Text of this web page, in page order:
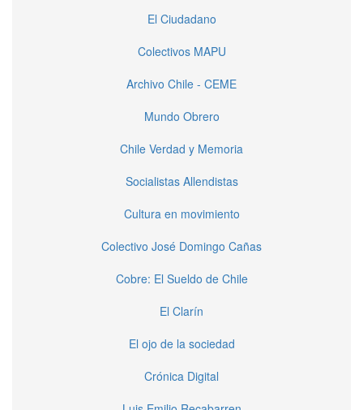
El Ciudadano
Colectivos MAPU
Archivo Chile - CEME
Mundo Obrero
Chile Verdad y Memoria
Socialistas Allendistas
Cultura en movimiento
Colectivo José Domingo Cañas
Cobre: El Sueldo de Chile
El Clarín
El ojo de la sociedad
Crónica Digital